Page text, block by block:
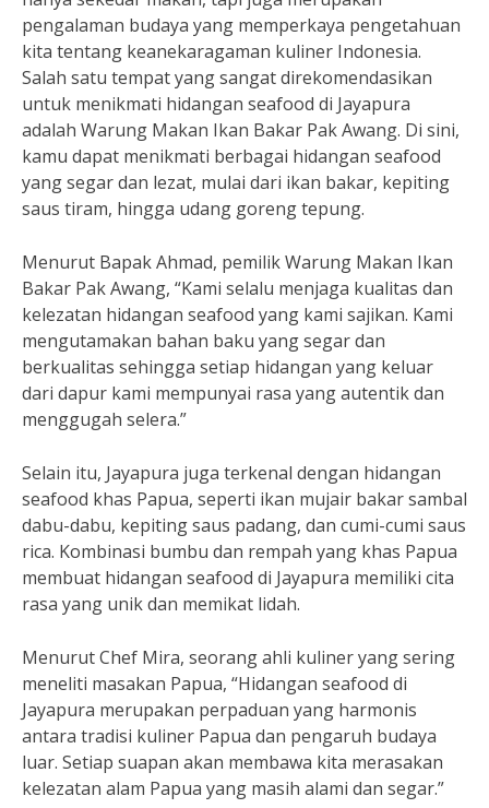
pengalaman budaya yang memperkaya pengetahuan
kita tentang keanekaragaman kuliner Indonesia.
Salah satu tempat yang sangat direkomendasikan
untuk menikmati hidangan seafood di Jayapura
adalah Warung Makan Ikan Bakar Pak Awang. Di sini,
kamu dapat menikmati berbagai hidangan seafood
yang segar dan lezat, mulai dari ikan bakar, kepiting
saus tiram, hingga udang goreng tepung.
Menurut Bapak Ahmad, pemilik Warung Makan Ikan
Bakar Pak Awang, “Kami selalu menjaga kualitas dan
kelezatan hidangan seafood yang kami sajikan. Kami
mengutamakan bahan baku yang segar dan
berkualitas sehingga setiap hidangan yang keluar
dari dapur kami mempunyai rasa yang autentik dan
menggugah selera.”
Selain itu, Jayapura juga terkenal dengan hidangan
seafood khas Papua, seperti ikan mujair bakar sambal
dabu-dabu, kepiting saus padang, dan cumi-cumi saus
rica. Kombinasi bumbu dan rempah yang khas Papua
membuat hidangan seafood di Jayapura memiliki cita
rasa yang unik dan memikat lidah.
Menurut Chef Mira, seorang ahli kuliner yang sering
meneliti masakan Papua, “Hidangan seafood di
Jayapura merupakan perpaduan yang harmonis
antara tradisi kuliner Papua dan pengaruh budaya
luar. Setiap suapan akan membawa kita merasakan
kelezatan alam Papua yang masih alami dan segar.”